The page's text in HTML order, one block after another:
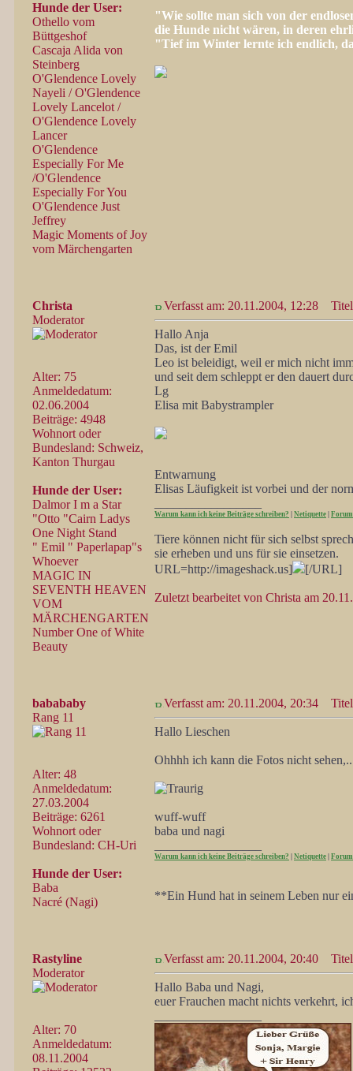
Hunde der User:
Othello vom
Büttgeshof
Cascaja Alida von
Steinberg
O'Glendence Lovely
Nayeli / O'Glendence
Lovely Lancelot /
O'Glendence Lovely
Lancer
O'Glendence
Especially For Me
/O'Glendence
Especially For You
O'Glendence Just
Jeffrey
Magic Moments of Joy
vom Märchengarten
"Wie sollte man sich von der
die Hunde nicht wären, in deren
"Tief im Winter lernte ich endlich,
Christa
Moderator
Alter: 75
Anmeldedatum:
02.06.2004
Beiträge: 4948
Wohnort oder
Bundesland: Schweiz,
Kanton Thurgau
Hunde der User:
Dalmor I m a Star
"Otto "Cairn Ladys
One Night Stand
" Emil " Paperlapap"s
Whoever
MAGIC IN
SEVENTH HEAVEN
VOM
MÄRCHENGARTEN
Number One of White
Beauty
Verfasst am: 20.11.2004, 12:28
Hallo Anja
Das, ist der Emil
Leo ist beleidigt, weil er mich nicht
und seit dem schleppt er den dauert
Lg
Elisa mit Babystrampler
Entwarnung
Elisas Läufigkeit ist vorbei und der
Warum kann ich keine Beiträge schreiben? Netiquette
Tiere können nicht für sich selbst
sie erheben und uns für sie einsetzen.
URL=http://imageshack.us]
[/URL]
Zuletzt bearbeitet von Christa am
babababy
Rang 11
Alter: 48
Anmeldedatum:
27.03.2004
Beiträge: 6261
Wohnort oder
Bundesland: CH-Uri
Hunde der User:
Baba
Nacré (Nagi)
Verfasst am: 20.11.2004, 20:34
Hallo Lieschen
Ohhhh ich kann die Fotos nicht
wuff-wuff
baba und nagi
Warum kann ich keine Beiträge schreiben? Netiquette
**Ein Hund hat in seinem Leben nur
Rastyline
Moderator
Alter: 70
Anmeldedatum:
08.11.2004
Verfasst am: 20.11.2004, 20:40
Hallo Baba und Nagi,
euer Frauchen macht nichts verkehrt,